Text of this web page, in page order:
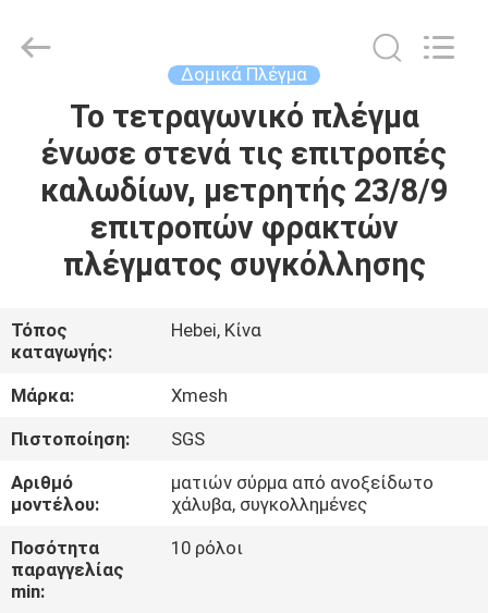
ΣΠΊΤΙ
ΠΡΟΪΌΝΤΑ
ΠΕΡΊΠΟΥ
ΓΎΡΟΣ
ΕΡΓΟΣΤΑΣΊΩΝ
ΠΟΙΟΤΙΚΌΣ
ΈΛΕΓΧΟΣ
ΜΑΣ
MFG
Δομικά Πλέγμα
Το τετραγωνικό πλέγμα
ένωσε στενά τις επιτροπές
καλωδίων, μετρητής 23/8/9
επιτροπών φρακτών
πλέγματος συγκόλλησης
Τόπος
καταγωγής:
Hebei, Κίνα
Μάρκα:
Xmesh
Πιστοποίηση:
SGS
Αριθμό
μοντέλου:
ματιών σύρμα από ανοξείδωτο
χάλυβα, συγκολλημένες
Ποσότητα
παραγγελίας
min:
10 ρόλοι